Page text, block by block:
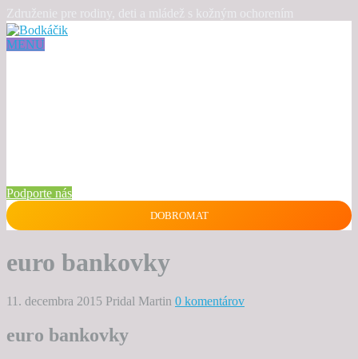
Združenie pre rodiny, deti a mládež s kožným ochorením
MENU
Podporte nás
DOBROMAT
euro bankovky
11. decembra 2015 Pridal Martin 0 komentárov
euro bankovky